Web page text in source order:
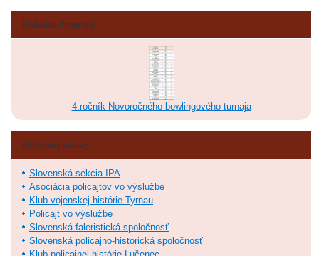
Posledné fotografie
4.ročník Novoročného bowlingového turnaja
Obľúbené odkazy
Slovenská sekcia IPA
Asociácia policajtov vo výslužbe
Klub vojenskej histórie Tyrnau
Policajt vo výslužbe
Slovenská faleristická spoločnosť
Slovenská policajno-historická spoločnosť